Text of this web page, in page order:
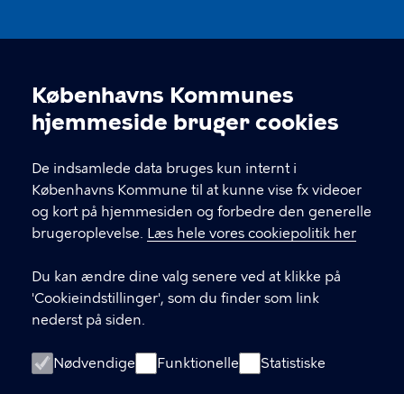
Cookieindstillinger
Københavns Kommunes
hjemmeside bruger cookies
De indsamlede data bruges kun internt i
Københavns Kommune til at kunne vise fx videoer
og kort på hjemmesiden og forbedre den generelle
brugeroplevelse. Læs hele vores cookiepolitik her
Du kan ændre dine valg senere ved at klikke på
'Cookieindstillinger', som du finder som link
nederst på siden.
Nødvendige Funktionelle Statistiske
Nikolaj Plads 10, 1067 København
nikolajkunsthal@kff.kk.dk
EAN: 5798009780331
LINKS
Kontakt
Facebook
Instagram